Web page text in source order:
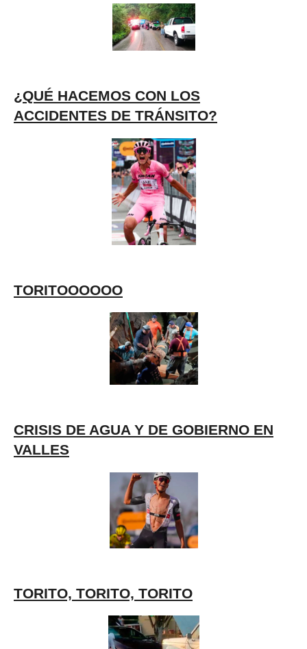
¿QUÉ HACEMOS CON LOS
ACCIDENTES DE TRÁNSITO?
TORITOOOOOO
CRISIS DE AGUA Y DE GOBIERNO EN
VALLES
TORITO, TORITO, TORITO